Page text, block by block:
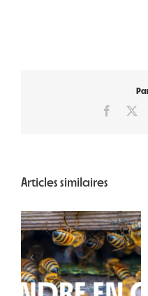
Articles similaires